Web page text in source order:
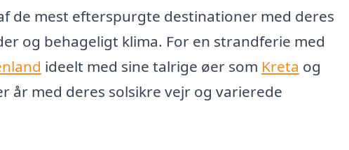
de mest efterspurgte destinationer med deres
og behageligt klima. For en strandferie med
ideelt med sine talrige øer som Kreta og
år med deres solsikre vejr og varierede